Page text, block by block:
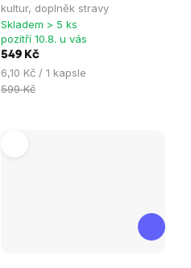
kultur, doplněk stravy
4,6
z
5
hvězdiček.
Skladem > 5 ks
pozítří 10.8. u vás
549 Kč
Měrná
cena:
6,10 Kč / 1 kapsle
599 Kč